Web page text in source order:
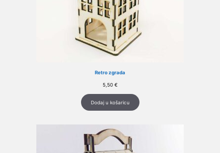
Retro zgrada
5,50 €
Dodaj u košaricu